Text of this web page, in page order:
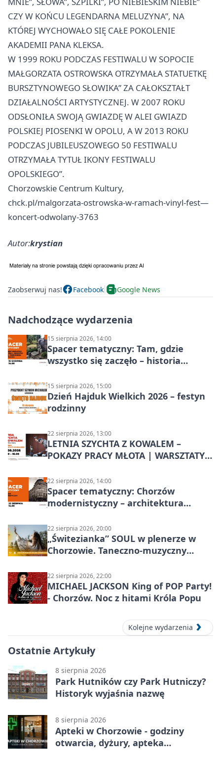
CZY W KOŃCU LEGENDARNA MELUZYNA”, NA
KTÓREJ WYCHOWAŁO SIĘ CAŁE POKOLENIE
AKADEMII PANA KLEKSA.
W 1999 ROKU PODCZAS FESTIWALU W SOPOCIE
MAŁGORZATA OSTROWSKA OTRZYMAŁA STATUETKĘ
BURSZTYNOWEGO SŁOWIKA” ZA CAŁOKSZTAŁT
DZIAŁALNOŚCI ARTYSTYCZNEJ. W 2007 ROKU
ODSŁONIŁA SWOJĄ GWIAZDĘ W ALEI GWIAZD
POLSKIEJ PIOSENKI W OPOLU, A W 2013 ROKU
PODCZAS JUBILEUSZOWEGO 50 FESTIWALU
OTRZYMAŁA TYTUŁ IKONY FESTIWALU
OPOLSKIEGO”.
Chorzowskie Centrum Kultury,
chck.pl/malgorzata-ostrowska-w-ramach-vinyl-fest—
koncert-odwolany-3763
Autor:krystian
Zaobserwuj nas! Facebook Google News
Nadchodzące wydarzenia
15 sierpnia 2026, 14:00
Spacer tematyczny: Tam, gdzie
wszystko się zaczęło – historia
15 sierpnia 2026, 15:00
Dzień Hajduk Wielkich 2026 – festyn
rodzinny
22 sierpnia 2026, 13:00
LETNIA SZYCHTA Z KOWALEM –
POKAZY PRACY MŁOTA | WARSZTATY
22 sierpnia 2026, 14:00
Spacer tematyczny: Chorzów
modernistyczny – architektura
22 sierpnia 2026, 20:00
„Świtezianka” SOUL w plenerze w
Chorzowie. Taneczno-muzyczny
22 sierpnia 2026, 22:00
MICHAEL JACKSON King of POP Party!
- Chorzów. Noc z hitami Króla Popu
Kolejne wydarzenia
Ostatnie Artykuły
8 sierpnia 2026
Park Hutników czy Park Hutniczy?
Historyk wyjaśnia nazwę
8 sierpnia 2026
Apteki w Chorzowie - godziny
otwarcia, dyżury, apteka